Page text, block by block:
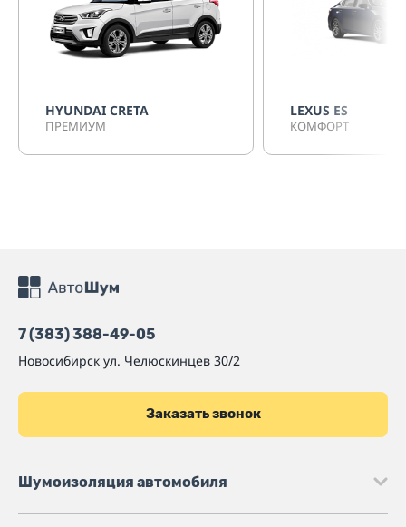
HYUNDAI CRETA
ПРЕМИУМ
LEXUS ES
КОМФОРТ
7 (383) 388-49-05
Новосибирск ул. Челюскинцев 30/2
Заказать звонок
Шумоизоляция автомобиля